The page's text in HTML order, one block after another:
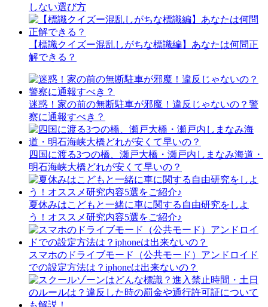
しない選び方
【標識クイズー混乱しがちな標識編】あなたは何問正
解できる？
迷惑！家の前の無断駐車が邪魔！違反じゃないの？警
察に通報すべき？
四国に渡る3つの橋、瀬戸大橋・瀬戸内しまなみ海道・
明石海峡大橋どれが安くて早いの？
夏休みはこどもと一緒に車に関する自由研究をしよ
う！オススメ研究内容5選をご紹介♪
スマホのドライブモード（公共モード）アンドロイド
での設定方法は？iphoneは出来ないの？